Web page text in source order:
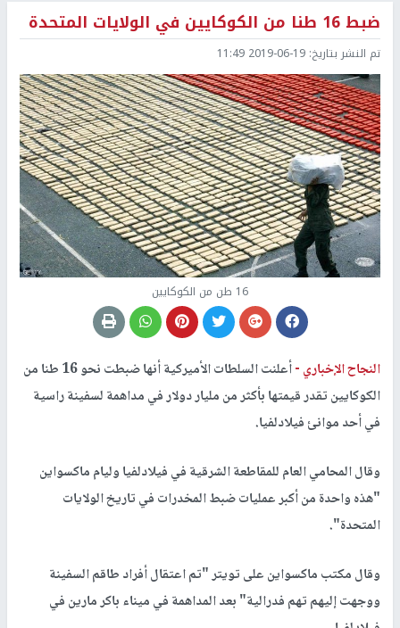
ضبط 16 طنا من الكوكايين في الولايات المتحدة
تم النشر بتاريخ: 2019-06-19 11:49
16 طن من الكوكايين
النجاح الإخباري -
أعلنت السلطات الأميركية أنها ضبطت نحو 16 طنا من
الكوكايين تقدر قيمتها بأكثر من مليار دولار في مداهمة لسفينة راسية
في أحد موانئ فيلادلفيا.
وقال المحامي العام للمقاطعة الشرقية في فيلادلفيا وليام ماكسواين
"هذه واحدة من أكبر عمليات ضبط المخدرات في تاريخ الولايات
المتحدة".
وقال مكتب ماكسواين على تويتر "تم اعتقال أفراد طاقم السفينة
ووجهت إليهم تهم فدرالية" بعد المداهمة في ميناء باكر مارين في